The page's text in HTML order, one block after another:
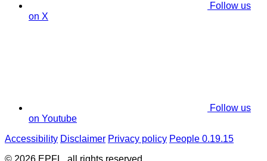
Follow us
on X
Follow us
on Youtube
Accessibility Disclaimer Privacy policy People 0.19.15